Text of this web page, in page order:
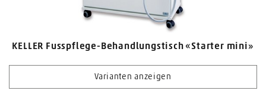
KELLER Fusspflege-Behandlungstisch «Starter mini»
Varianten anzeigen